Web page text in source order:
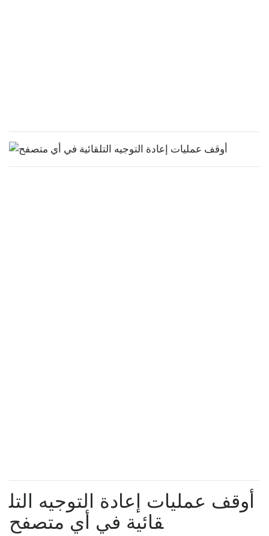
أوقف عمليات إعادة التوجيه التل
قائية في أي متصفح